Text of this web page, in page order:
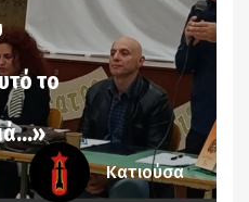
το
Κατιούσα